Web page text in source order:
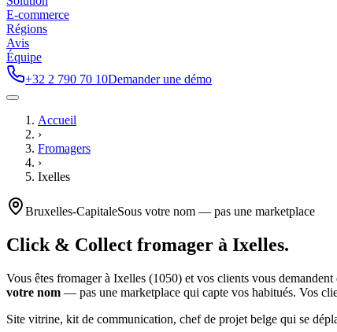
E-commerce
Régions
Avis
Équipe
+32 2 790 70 10Demander une démo
Accueil
›
Fromagers
›
Ixelles
Bruxelles-CapitaleSous votre nom — pas une marketplace
Click & Collect fromager à Ixelles.
Vous êtes fromagerà Ixelles (1050) et vos clients vous demandent
votre nom — pas une marketplace qui capte vos habitués. Vos
Site vitrine, kit de communication, chef de projet belge qui se